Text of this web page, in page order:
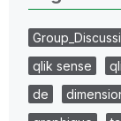
qlik sense
de